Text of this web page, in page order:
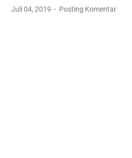
Juli 04, 2019 Posting Komentar